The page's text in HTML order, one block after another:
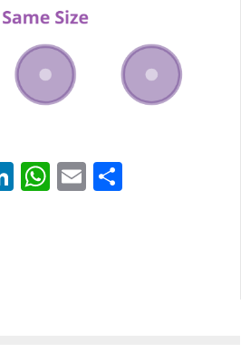
LinkedIn
WhatsApp
Email